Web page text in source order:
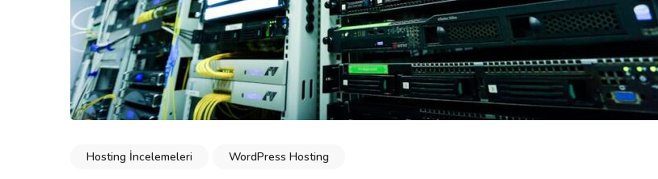
Hosting İncelemeleri WordPress Hosting